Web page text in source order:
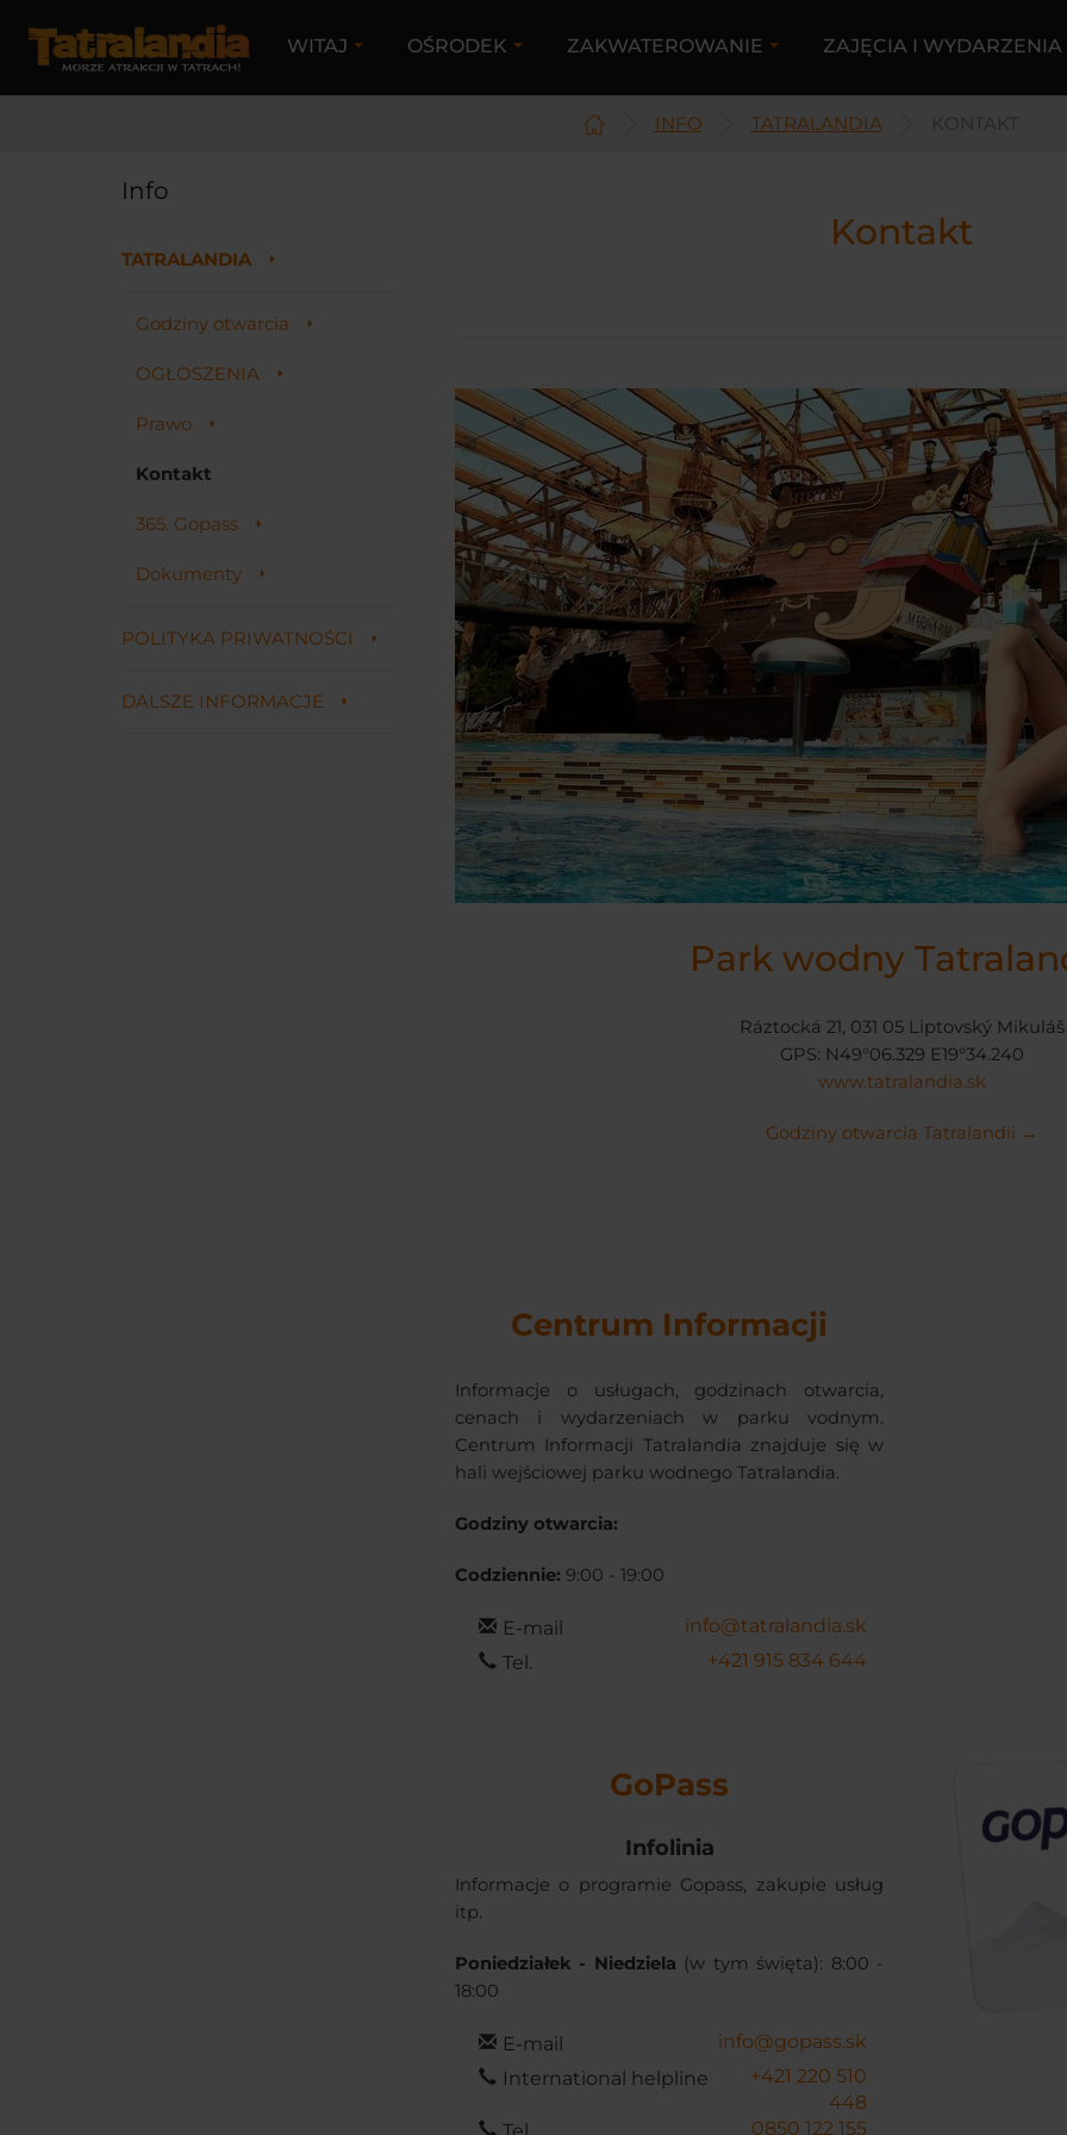
WITAJ OŚRODEK ZAKWATEROWANIE ZAJĘCIA I WYDARZENIA
INFO TATRALANDIA KONTAKT
Info
TATRALANDIA
Godziny otwarcia
OGŁOSZENIA
Prawo
Kontakt
365. Gopass
Dokumenty
POLITYKA PRIWATNOŚCI
DALSZE INFORMACJE
Kontakt
Park wodny
Ráztocká 21, 031 05 Liptovský Mikuláš
GPS: N49°06.329 E19°34.240
www.tatralandia.sk
Godziny otwarcia Tatralandii →
Centrum Informacji
Informacje o usługach, godzinach otwarcia,
cenach i wydarzeniach w parku vodnym.
Centrum Informacji Tatralandia znajduje się w
hali wejściowej parku wodnego Tatralandia.
Godziny otwarcia:
Codziennie: 9:00 - 19:00
E-mail
info@tatralandia.sk
Tel.
+421 915 834 644
GoPass
Infolinia
Informacje o programie Gopass, zakupie usług
itp.
Poniedziałek - Niedziela (w tym święta): 8:00 -
18:00
E-mail
info@gopass.sk
International helpline
+421 220 510
448
0850 122 155